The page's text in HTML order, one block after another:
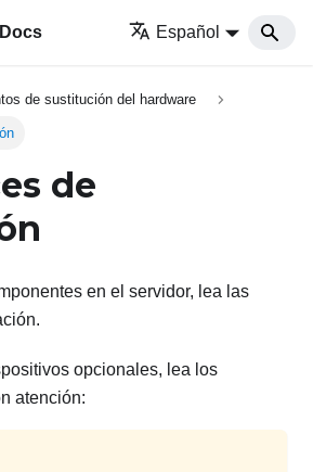
Docs Español
de sustitución del hardware
de
en el servidor, lea las
opcionales, lea los
atención: